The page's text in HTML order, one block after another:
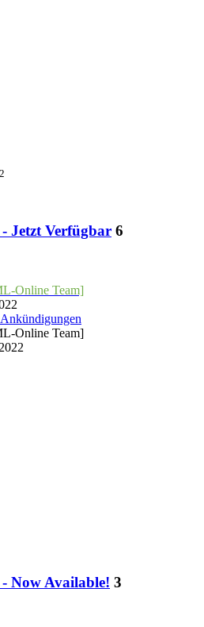
Jetzt Verfügbar 6
Online Team]
Online Team]
Now Available! 3